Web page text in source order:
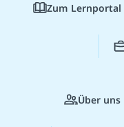
Zum Lernportal
Über uns